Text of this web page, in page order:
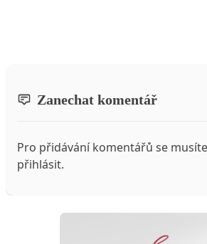
Zanechat komentář
Pro přidávání komentářů se
přihlásit.